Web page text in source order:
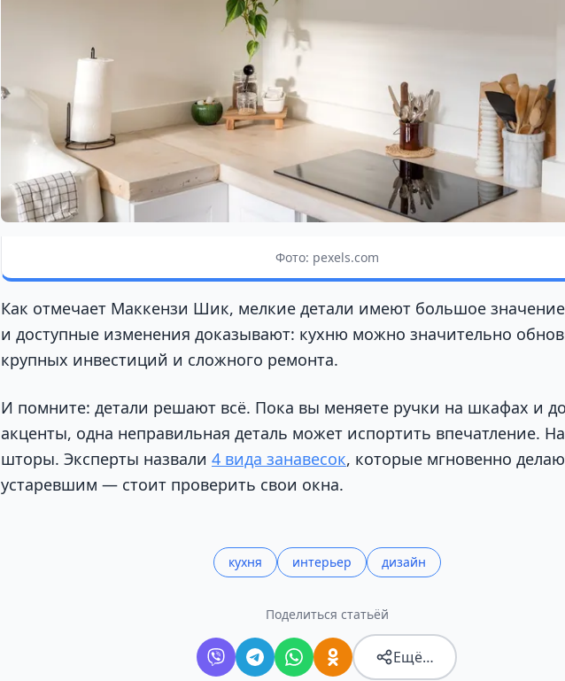
Фото: pexels.com
Как отмечает Маккензи Шик, мелкие детали имеют большое
и доступные изменения доказывают: кухню можно значительно
крупных инвестиций и сложного ремонта.
И помните: детали решают всё. Пока вы меняете ручки на шкафах и
акценты, одна неправильная деталь может испортить впечатление.
шторы. Эксперты назвали 4 вида занавесок, которые мгновенно
устаревшим — стоит проверить свои окна.
кухня интерьер дизайн
Поделиться статьёй
Ещё…